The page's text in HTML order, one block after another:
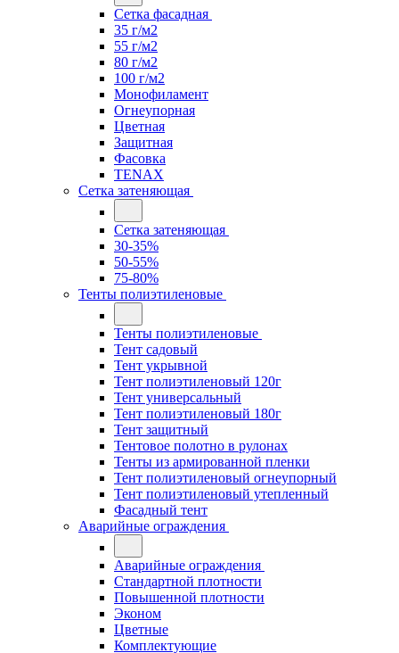
Сетка фасадная
35 г/м2
55 г/м2
80 г/м2
100 г/м2
Монофиламент
Огнеупорная
Цветная
Защитная
Фасовка
TENAX
Сетка затеняющая
Сетка затеняющая
30-35%
50-55%
75-80%
Тенты полиэтиленовые
Тенты полиэтиленовые
Тент садовый
Тент укрывной
Тент полиэтиленовый 120г
Тент универсальный
Тент полиэтиленовый 180г
Тент защитный
Тентовое полотно в рулонах
Тенты из армированной пленки
Тент полиэтиленовый огнеупорный
Тент полиэтиленовый утепленный
Фасадный тент
Аварийные ограждения
Аварийные ограждения
Стандартной плотности
Повышенной плотности
Эконом
Цветные
Комплектующие